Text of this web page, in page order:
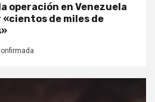
operación en Venezuela
de miles de